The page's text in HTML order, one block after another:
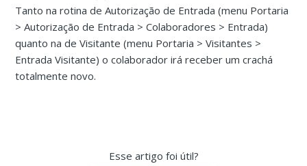
Tanto na rotina de Autorização de Entrada (menu Portaria
> Autorização de Entrada > Colaboradores > Entrada)
quanto na de Visitante (menu Portaria > Visitantes >
Entrada Visitante) o colaborador irá receber um crachá
totalmente novo.
Esse artigo foi útil?